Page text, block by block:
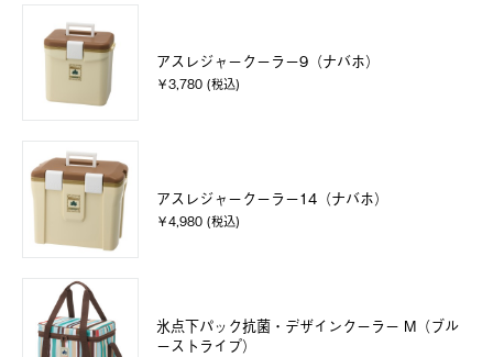
アスレジャークーラー9（ナバホ）
￥3,780 (税込)
アスレジャークーラー14（ナバホ）
￥4,980 (税込)
氷点下パック抗菌・デザインクーラー M（ブル
ーストライプ）